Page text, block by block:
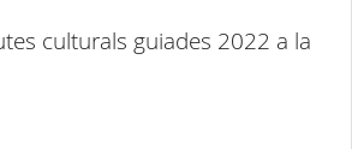
culturals guiades 2022 a la